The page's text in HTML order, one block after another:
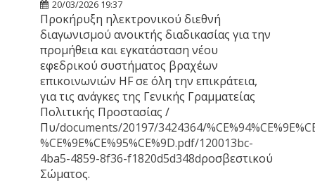
20/03/2026 19:37
Προκήρυξη ηλεκτρονικού διεθνή
διαγωνισμού ανοικτής διαδικασίας για την
προμήθεια και εγκατάσταση νέου
εφεδρικού συστήματος βραχέων
επικοινωνιών HF σε όλη την επικράτεια,
για τις ανάγκες της Γενικής Γραμματείας
Πολιτικής Προστασίας /
Πυ/documents/20197/3424364/
%CE%9E%CE%95%CE%9D.pdf/120013bc-
4ba5-4859-8f36-f1820d5d348dροσβεστικού
Σώματος.